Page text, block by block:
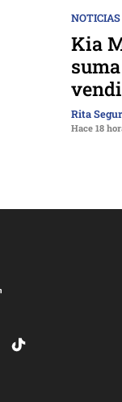
NOTICIAS
Kia
Rita
Hace 18